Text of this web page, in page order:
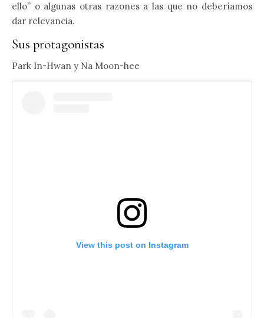
ello” o algunas otras razones a las que no deberíamos
dar relevancia.
Sus protagonistas
Park In-Hwan y Na Moon-hee
View this post on Instagram